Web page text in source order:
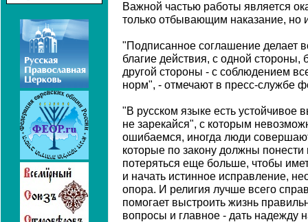
Важной частью работы является
только отбывающим наказание, но
"Подписанное соглашение делает
благие действия, с одной
другой стороны - с соблюдением
норм", - отмечают в пресс-службе
"В русском языке есть
не зарекайся", с которым
ошибаемся, иногда люди
которые по закону должны
потеряться еще больше, чтобы
и начать истинное исправление,
опора. И религия лучше всего
помогает выстроить жизнь
вопросы и главное - дать надежду